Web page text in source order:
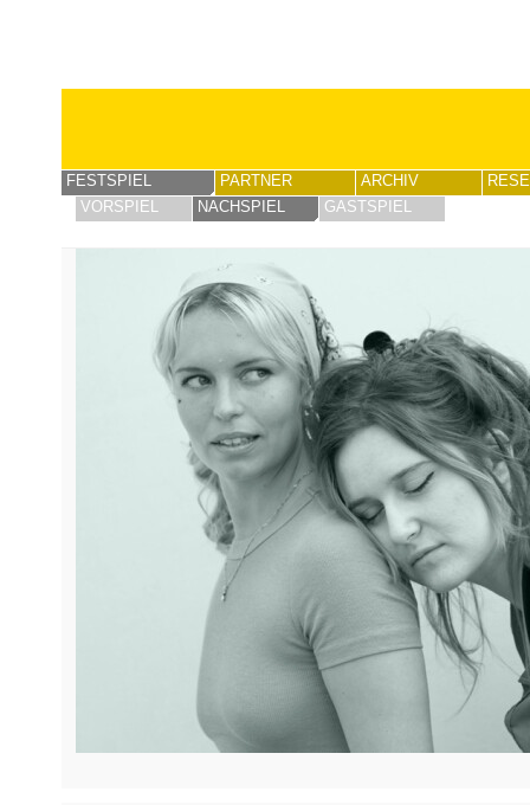
FESTSPIEL PARTNER ARCHIV
VORSPIEL
NACHSPIEL GASTSPIEL